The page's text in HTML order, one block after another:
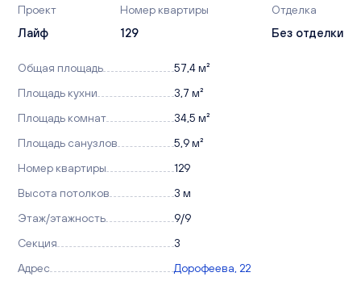
Проект
Лайф
Номер квартиры
129
Отделка
Без отделки
Общая площадь
57,4 м²
Площадь кухни
3,7 м²
Площадь комнат
34,5 м²
Площадь санузлов
5,9 м²
Номер квартиры
129
Высота потолков
3 м
Этаж/этажность
9/9
Секция
3
Адрес
Дорофеева, 22